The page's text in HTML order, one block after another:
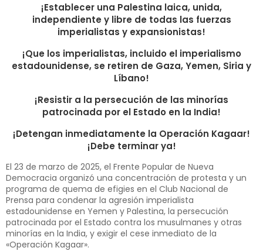
¡Establecer una Palestina laica, unida,
independiente y libre de todas las fuerzas
imperialistas y expansionistas!
¡Que los imperialistas, incluido el imperialismo
estadounidense, se retiren de Gaza, Yemen, Siria y
Líbano!
¡Resistir a la persecución de las minorías
patrocinada por el Estado en la India!
¡Detengan inmediatamente la Operación Kagaar!
¡Debe terminar ya!
El 23 de marzo de 2025, el Frente Popular de Nueva
Democracia organizó una concentración de protesta y un
programa de quema de efigies en el Club Nacional de
Prensa para condenar la agresión imperialista
estadounidense en Yemen y Palestina, la persecución
patrocinada por el Estado contra los musulmanes y otras
minorías en la India, y exigir el cese inmediato de la
«Operación Kagaar».